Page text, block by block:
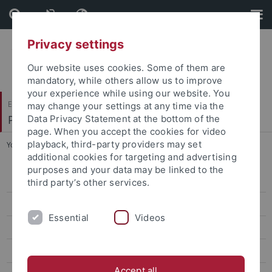
Skip
to
content
Skip
to
footer
Evangelisch-Theologische Fakultät
Praktische Theologie II
You are here: Startseite ... Team
Aktuelles
QUIRU-B
Privacy settings
Our website uses cookies. Some of them are
mandatory, while others allow us to improve
your experience while using our website. You
may change your settings at any time via the
Data Privacy Statement at the bottom of the
page. When you accept the cookies for video
playback, third-party providers may set
additional cookies for targeting and advertising
purposes and your data may be linked to the
third party’s other services.
Essential Videos